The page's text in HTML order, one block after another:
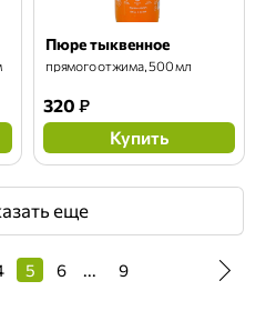
Пюре тыквенное
прямого отжима, 500 мл
320 ₽
Купить
еще
5 6 ... 9